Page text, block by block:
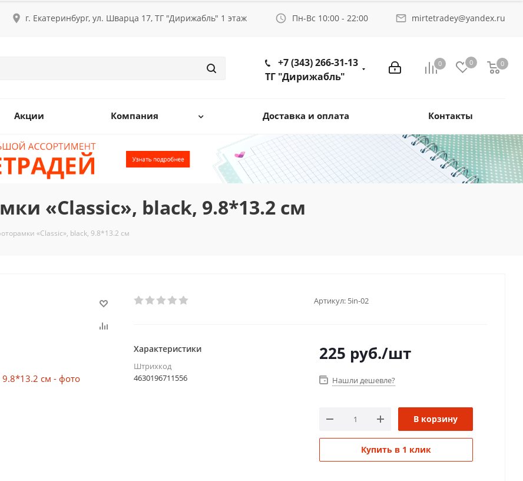
г. Екатеринбург, ул. Шварца 17, ТГ "Дирижабль" 1 этаж Пн-Вс 10:00 - 22:00 mirtetradey@yandex.ru
0 0 0
+7 (343) 266-31-13
ТГ "Дирижабль"
Акции Компания Доставка и оплата Контакты
«Classic», black, 9.8*13.2 см
«Classic», black, 9.8*13.2 см
Артикул: 5in-02
Характеристики
Штрихкод
4630196711556
225 руб./шт
Нашли дешевле?
В корзину
Купить в 1 клик